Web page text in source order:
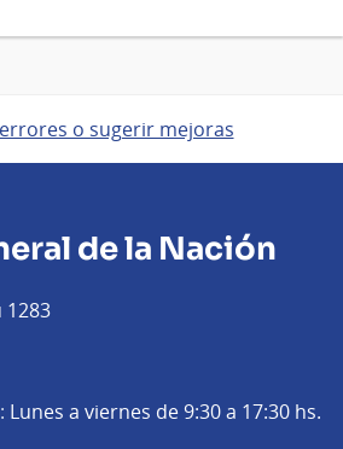
o sugerir mejoras
de la Nación
1283
Lunes a viernes de 9:30 a 17:30 hs.